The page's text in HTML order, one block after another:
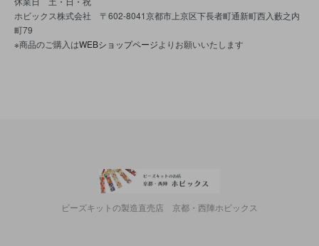
ホビックス株式会社 〒602-8041京都市上京区下長者町通新町西入藪之内
町79
※商品のご購入はWEBショップページよりお願いいたします
ビーズキットの製造直売店 京都・西陣ホビックス